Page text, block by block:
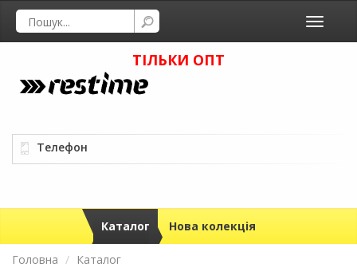
Toggle
ТІЛЬКИ ОПТ
Телефон
Каталог Нова колекція
Головна Каталог